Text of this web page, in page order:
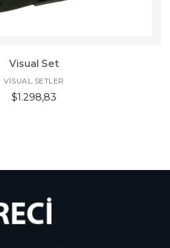
Visual Set
VISUAL SETLER
$1.298,83